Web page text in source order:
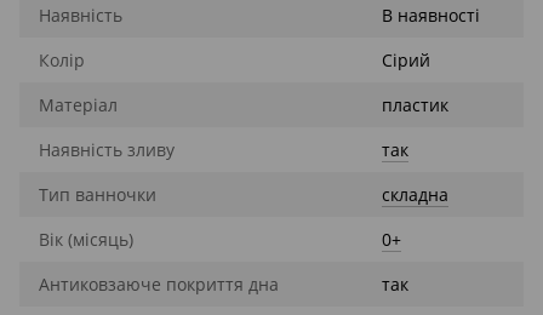
Наявність
В наявності
Колір
Сірий
Матеріал
пластик
Наявність зливу
так
Тип ванночки
складна
Вік (місяць)
0+
Антиковзаюче покриття дна
так